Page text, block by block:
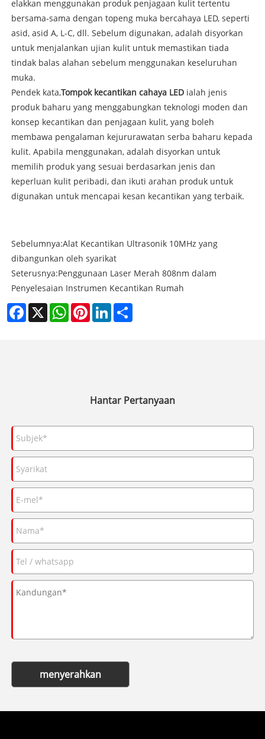
elakkan menggunakan produk penjagaan kulit tertentu
bersama-sama dengan topeng muka bercahaya LED, seperti
asid, asid A, L-C, dll. Sebelum digunakan, adalah disyorkan
untuk menjalankan ujian kulit untuk memastikan tiada
tindak balas alahan sebelum menggunakan keseluruhan
muka.
Pendek kata,Tompok kecantikan cahaya LED ialah jenis
produk baharu yang menggabungkan teknologi moden dan
konsep kecantikan dan penjagaan kulit, yang boleh
membawa pengalaman kejururawatan serba baharu kepada
kulit. Apabila menggunakan, adalah disyorkan untuk
memilih produk yang sesuai berdasarkan jenis dan
keperluan kulit peribadi, dan ikuti arahan produk untuk
digunakan untuk mencapai kesan kecantikan yang terbaik.
Sebelumnya:Alat Kecantikan Ultrasonik 10MHz yang
dibangunkan oleh syarikat
Seterusnya:Penggunaan Laser Merah 808nm dalam
Penyelesaian Instrumen Kecantikan Rumah
Facebook
X WhatsAppPinterestLinkedIn
Hantar Pertanyaan
menyerahkan